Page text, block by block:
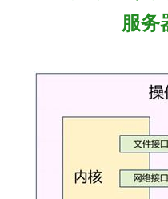
服务